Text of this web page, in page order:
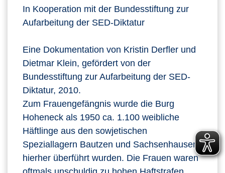
In Kooperation mit der Bundesstiftung zur
Aufarbeitung der SED-Diktatur
Eine Dokumentation von Kristin Derfler und
Dietmar Klein, gefördert von der
Bundesstiftung zur Aufarbeitung der SED-
Diktatur, 2010.
Zum Frauengefängnis wurde die Burg
Hoheneck als 1950 ca. 1.100 weibliche
Häftlinge aus den sowjetischen
Speziallagern Bautzen und Sachsenhausen
hierher überführt wurden. Die Frauen waren